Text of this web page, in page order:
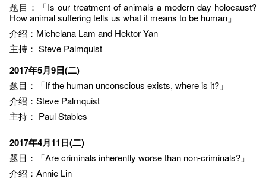
题目：「Is our treatment of animals a modern day holocaust?
How animal suffering tells us what it means to be human」
介绍：Michelana Lam and Hektor Yan
主持： Steve Palmquist
2017年5月9日(二)
题目：「If the human unconscious exists, where is it?」
介绍：Steve Palmquist
主持： Paul Stables
2017年4月11日(二)
题目：「Are criminals inherently worse than non-criminals?」
介绍：Annie Lin